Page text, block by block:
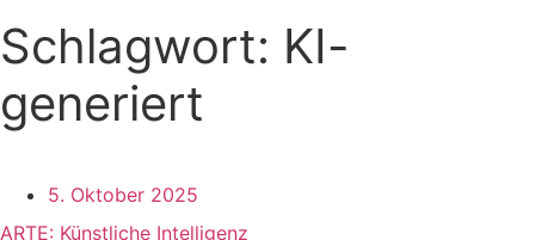
Schlagwort: KI-
generiert
5. Oktober 2025
ARTE: Künstliche Intelligenz